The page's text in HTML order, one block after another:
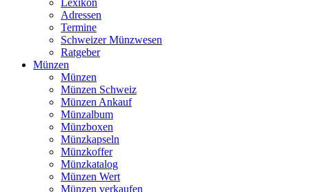
Lexikon
Adressen
Termine
Schweizer Münzwesen
Ratgeber
Münzen
Münzen
Münzen Schweiz
Münzen Ankauf
Münzalbum
Münzboxen
Münzkapseln
Münzkoffer
Münzkatalog
Münzen Wert
Münzen verkaufen